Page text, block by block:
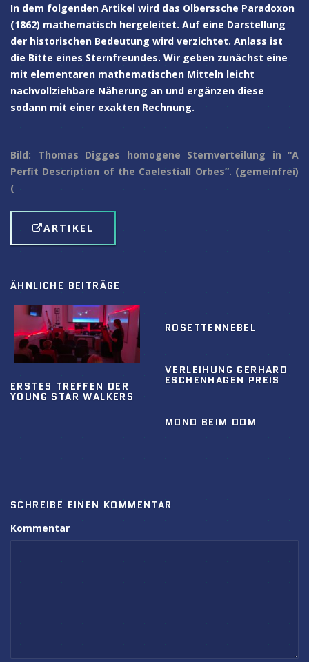
In dem folgenden Artikel wird das Olberssche Paradoxon
(1862) mathematisch hergeleitet. Auf eine Darstellung
der historischen Bedeutung wird verzichtet. Anlass ist
die Bitte eines Sternfreundes. Wir geben zunächst eine
mit elementaren mathematischen Mitteln leicht
nachvollziehbare Näherung an und ergänzen diese
sodann mit einer exakten Rechnung.
Bild: Thomas Digges homogene Sternverteilung in “A
Perfit Description of the Caelestiall Orbes”. (gemeinfrei)
(
ARTIKEL
ÄHNLICHE BEITRÄGE
ERSTES TREFFEN DER
YOUNG STAR WALKERS
ROSETTENNEBEL
VERLEIHUNG GERHARD
ESCHENHAGEN PREIS
MOND BEIM DOM
SCHREIBE EINEN KOMMENTAR
Kommentar